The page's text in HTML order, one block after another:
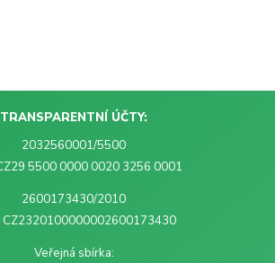
TRANSPARENTNÍ ÚČTY:
2032560001/5500
5500 0000 0020 3256 0001
2600173430/2010
CZ2320100000002600173430
Veřejná sbírka: